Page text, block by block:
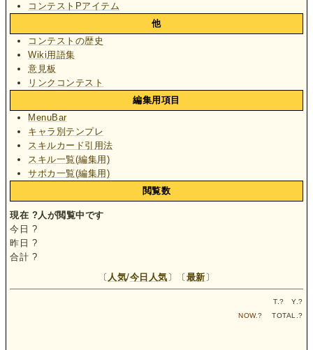
コンテストPアイテム
他
コンテストの歴史
Wiki用語集
意見板
リンクコンテスト
編集用項目
MenuBar
キャラ別テンプレ
スキルカード引用法
スキル一覧(編集用)
サポカ一覧(編集用)
閲覧数
現在 ? 人が閲覧中です
今日 ?
昨日 ?
合計 ?
〔 人気/今日人気〕〔最新〕
T.? Y.?
NOW.? TOTAL.?